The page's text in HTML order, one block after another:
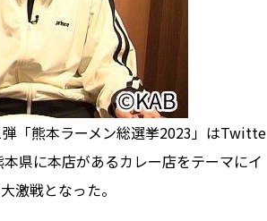
「熊本ラーメン総選挙2023」はTwitte
県に本店があるカレー店をテーマにイ
激戦となった。